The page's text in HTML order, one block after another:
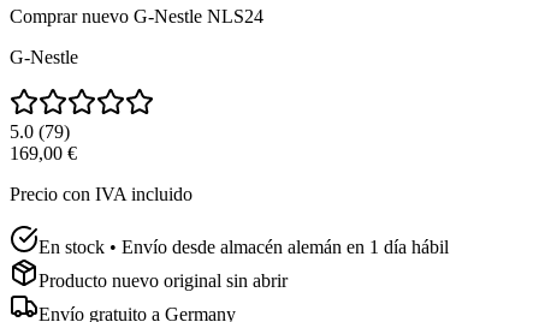
Comprar nuevo G-Nestle NLS24
G-Nestle
5.0 (79)
169,00 €
Precio con IVA incluido
En stock • Envío desde almacén alemán en 1 día hábil
Producto nuevo original sin abrir
Envío gratuito a Germany